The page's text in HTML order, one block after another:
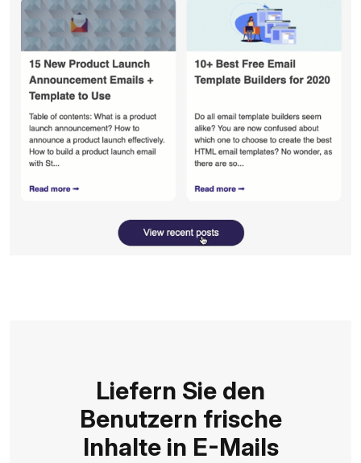
Liefern Sie den
Benutzern frische
Inhalte in E-Mails